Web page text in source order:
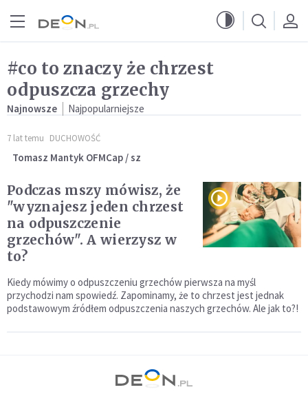
#co to znaczy że chrzest
odpuszcza grzechy
Najnowsze Najpopularniejsze
7 lat temu DUCHOWOŚĆ
Tomasz Mantyk OFMCap / sz
Podczas mszy mówisz, że
"wyznajesz jeden chrzest
na odpuszczenie
grzechów". A wierzysz w
to?
Kiedy mówimy o odpuszczeniu grzechów pierwsza na myśl
przychodzi nam spowiedź. Zapominamy, że to chrzest jest jednak
podstawowym źródłem odpuszczenia naszych grzechów. Ale jak to?!